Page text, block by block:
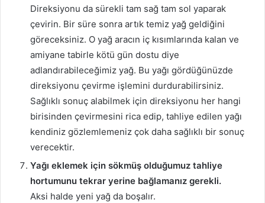
Direksiyonu da sürekli tam sağ tam sol yaparak
çevirin. Bir süre sonra artık temiz yağ geldiğini
göreceksiniz. O yağ aracın iç kısımlarında kalan ve
amiyane tabirle kötü gün dostu diye
adlandırabileceğimiz yağ. Bu yağı gördüğünüzde
direksiyonu çevirme işlemini durdurabilirsiniz.
Sağlıklı sonuç alabilmek için direksiyonu her hangi
birisinden çevirmesini rica edip, tahliye edilen yağı
kendiniz gözlemlemeniz çok daha sağlıklı bir sonuç
verecektir.
Yağı eklemek için sökmüş olduğumuz tahliye
hortumunu tekrar yerine bağlamanız gerekli.
Aksi halde yeni yağ da boşalır.